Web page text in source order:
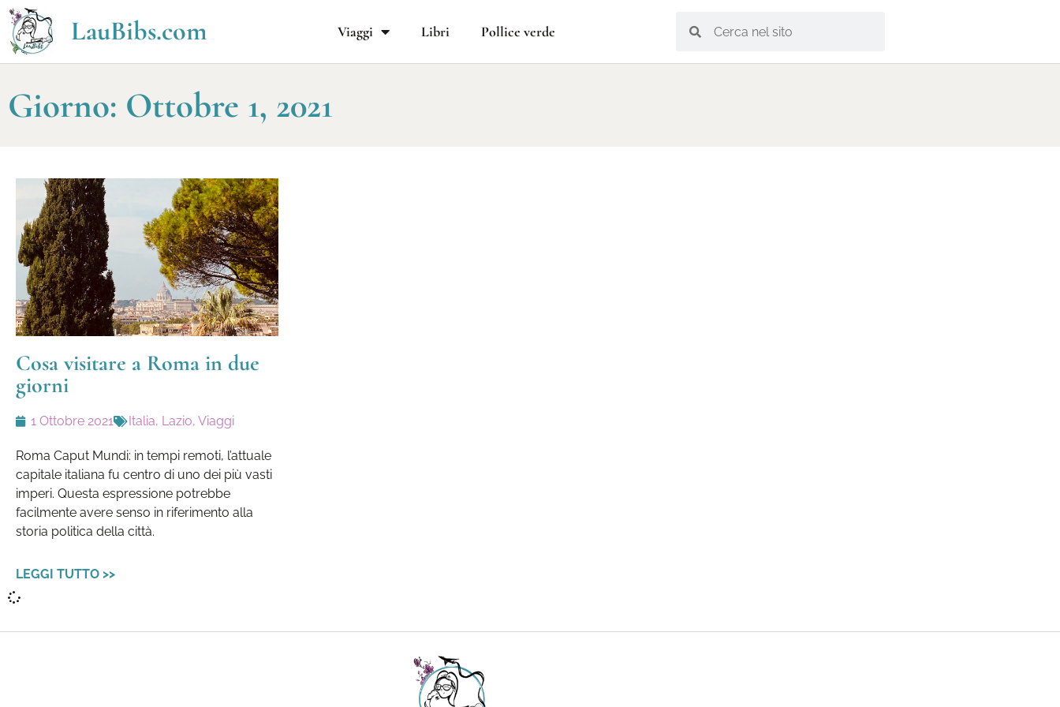
LauBibs.com Viaggi Libri Pollice verde
Giorno: Ottobre 1, 2021
Cosa visitare a Roma in due
giorni
1 Ottobre 2021 Italia, Lazio, Viaggi
Roma Caput Mundi: in tempi remoti, l’attuale
capitale italiana fu centro di uno dei più vasti
imperi. Questa espressione potrebbe
facilmente avere senso in riferimento alla
storia politica della città.
LEGGI TUTTO >>